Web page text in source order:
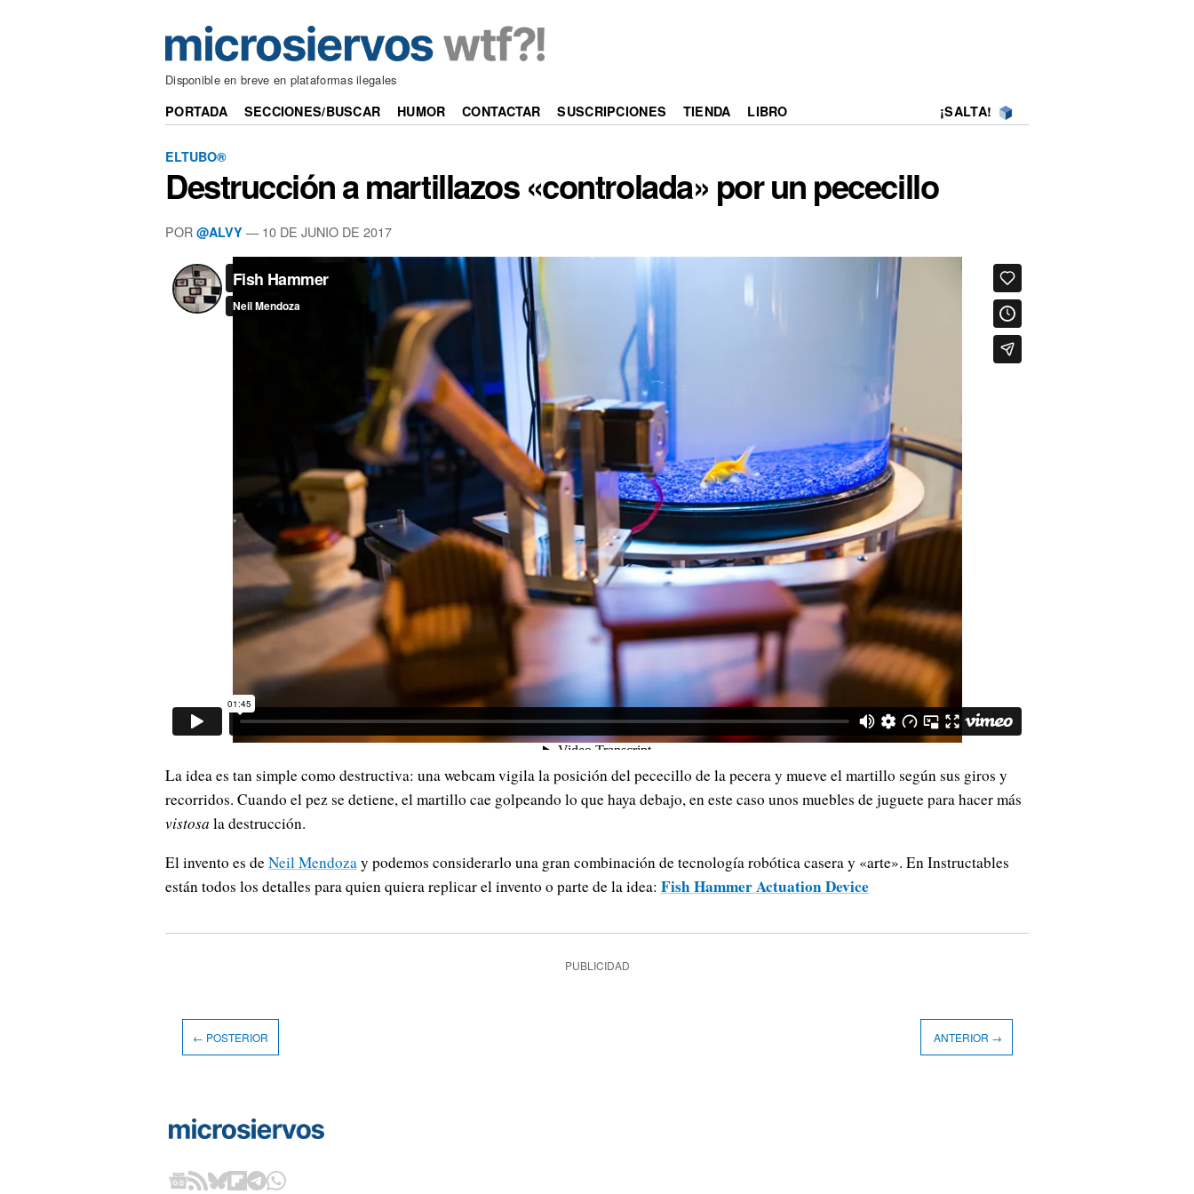
Disponible en breve en plataformas ilegales
PORTADA SECCIONES/BUSCAR HUMOR CONTACTAR SUSCRIPCIONES TIENDA LIBRO ¡SALTA!
ELTUBO®
Destrucción a martillazos «controlada» por un pececillo
POR @ALVY —10 DE JUNIO DE 2017
La idea es tan simple como destructiva: una webcam vigila la posición del pececillo de la pecera y mueve el martillo según sus giros y
recorridos. Cuando el pez se detiene, el martillo cae golpeando lo que haya debajo, en este caso unos muebles de juguete para hacer más
vistosa la destrucción.
El invento es deNeil Mendozay podemos considerarlo una gran combinación de tecnología robótica casera y «arte». En Instructables
están todos los detalles para quien quiera replicar el invento o parte de la idea: Fish Hammer Actuation Device
PUBLICIDAD
← POSTERIOR ANTERIOR →